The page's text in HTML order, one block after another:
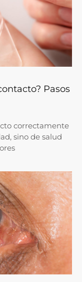
Pasos
correctamente
sino de salud